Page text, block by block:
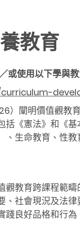
教育
或使用以下學與
）闡明價值觀
括《憲法》和《
、生命教育、性
觀教育跨課程範
、社會現況及法
踐良好品格和行為